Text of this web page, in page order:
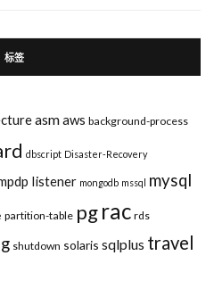
标签
asmaws background-process
dbscript Disaster-Recovery
listener mongodb mssql mysql
partition-table pgrac rds
shutdown solaris sqlplus travel